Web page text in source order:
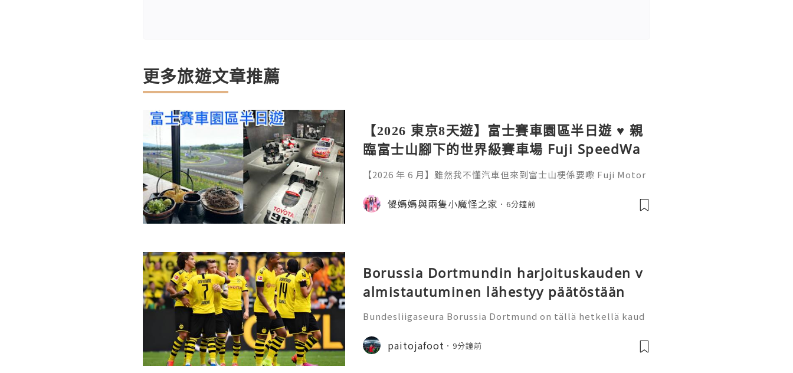
更多旅遊文章推薦
【2026 東京8天遊】富士賽車園區半日遊 ♥ 親
臨富士山腳下的世界級賽車場 Fuji SpeedWa
y。參觀富士賽車博物館。到觀景餐廳邊觀賞賽
【2026 年 6 月】雖然我不懂汽車但來到富士山梗係要嚟 Fuji Motor
貴賽車在觀景餐廳一邊享用美食，一邊觀賞賽車在富士賽道上奔馳好
運的話仲可以看到富士山 ~~位於靜岡縣富士山腳下的富士賽車園區 F
儍媽媽與兩隻小魔怪之家 6分鐘前
Borussia Dortmundin harjoituskauden v
almistautuminen lähestyy päätöstään
Bundesliigaseura Borussia Dortmund on tällä hetkellä kaud
a uuden kauden pelipaitoja jalkapallo ovat jo myynnissä. Jo
ukkueella on kuusi lämmitt
paitojafoot 9分鐘前